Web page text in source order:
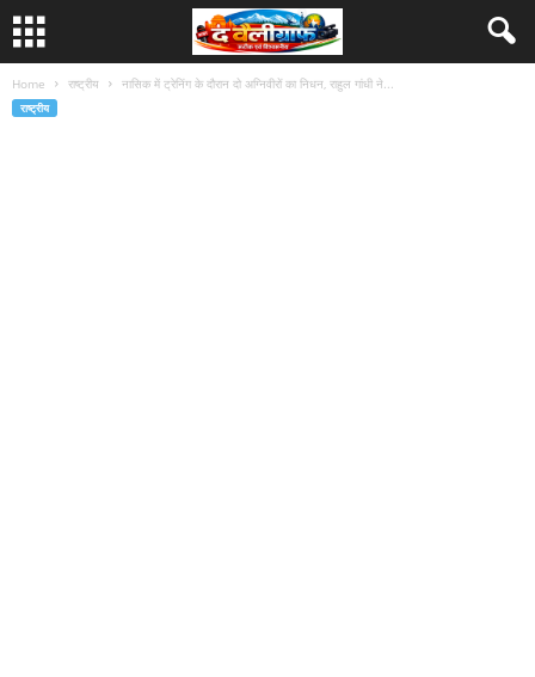
Home राष्ट्रीय नासिक में ट्रेनिंग के दौरान दो अग्निवीरों का निधन, राहुल गांधी ने...
राष्ट्रीय